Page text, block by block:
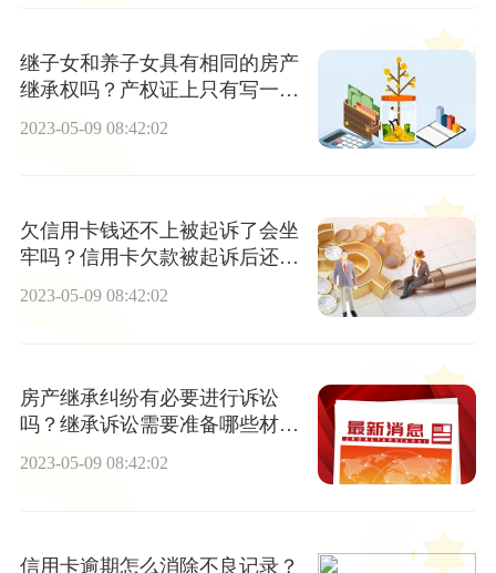
继子女和养子女具有相同的房产
继承权吗？产权证上只有写一个
2023-05-09 08:42:02
欠信用卡钱还不上被起诉了会坐
牢吗？信用卡欠款被起诉后还能
协商还款吗？
2023-05-09 08:42:02
房产继承纠纷有必要进行诉讼
吗？继承诉讼需要准备哪些材
料？
2023-05-09 08:42:02
信用卡逾期怎么消除不良记录？